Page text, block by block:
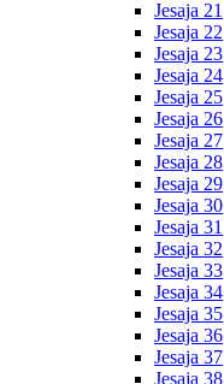
Jesaja 21
Jesaja 22
Jesaja 23
Jesaja 24
Jesaja 25
Jesaja 26
Jesaja 27
Jesaja 28
Jesaja 29
Jesaja 30
Jesaja 31
Jesaja 32
Jesaja 33
Jesaja 34
Jesaja 35
Jesaja 36
Jesaja 37
Jesaja 38